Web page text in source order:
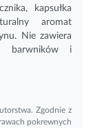
kapsułka
aromat
Nie zawiera
barwników i
Zgodnie z
pokrewnych